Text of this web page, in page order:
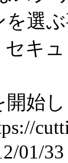
選
セキ
開始
01/33